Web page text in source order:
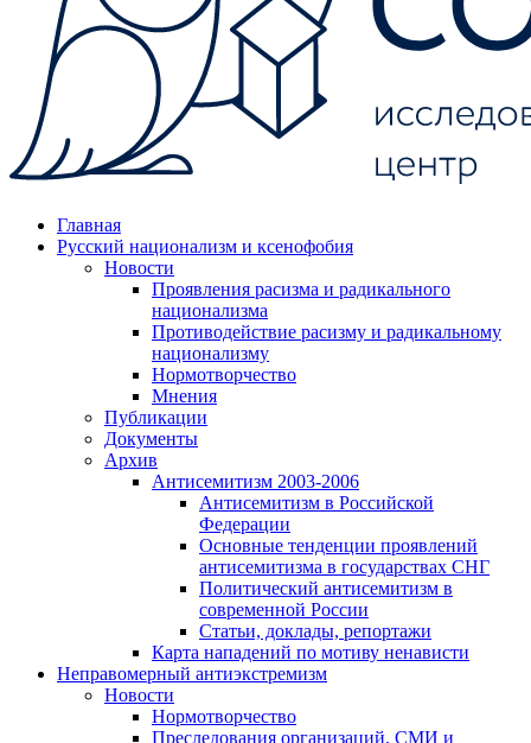
Главная
Русский национализм и ксенофобия
Новости
Проявления расизма и радикального
национализма
Противодействие расизму и радикальному
национализму
Нормотворчество
Мнения
Публикации
Документы
Архив
Антисемитизм 2003-2006
Антисемитизм в Российской
Федерации
Основные тенденции проявлений
антисемитизма в государствах СНГ
Политический антисемитизм в
современной России
Статьи, доклады, репортажи
Карта нападений по мотиву ненависти
Неправомерный антиэкстремизм
Новости
Нормотворчество
Преследования организаций, СМИ и